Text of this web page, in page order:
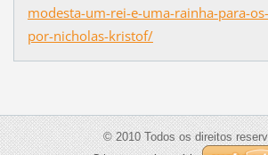
modesta-um-rei-e-uma-rainha-para-
por-nicholas-kristof/
© 2010 Todos os direitos